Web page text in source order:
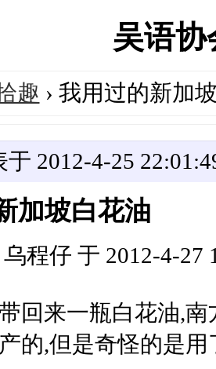
吴语
趣 › 我用过的新加
2012-4-25
加坡白花油
程仔 于 2012-4-27
回来一瓶白花油,
的,但是奇怪的是用